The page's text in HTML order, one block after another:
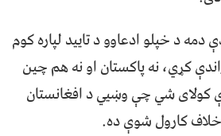
دمه د خپلو ادعاوو د تایید لپاره کوم
کړي، نه پاکستان او نه هم چین
کولای شي چې وښيي د افغانستان
کارول شوې ده.